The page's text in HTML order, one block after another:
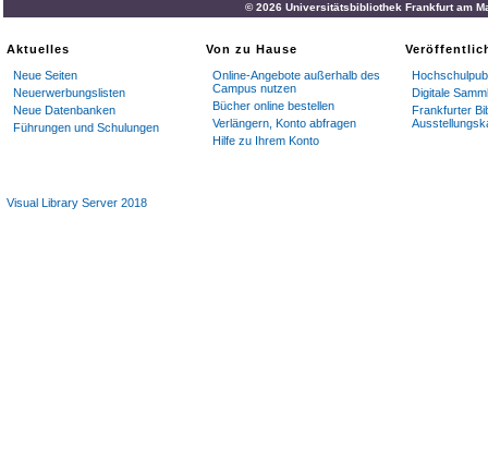
© 2026 Universitätsbibliothek Frankfurt am
Aktuelles
Neue Seiten
Neuerwerbungslisten
Neue Datenbanken
Führungen und Schulungen
Von zu Hause
Online-Angebote außerhalb des
Campus nutzen
Bücher online bestellen
Verlängern, Konto abfragen
Hilfe zu Ihrem Konto
Digitale
Frankfurter
Visual Library Server 2018